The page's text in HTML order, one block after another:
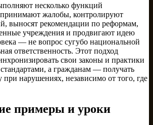
несколько функций
жалобы, контролируют
выносят рекомендации по реформам,
учреждения и продвигают идею
— не вопрос сугубо национальной
ответственность. Этот подход
свои законы и практики
а гражданам — получать
нарушениях, независимо от того, где
примеры и уроки